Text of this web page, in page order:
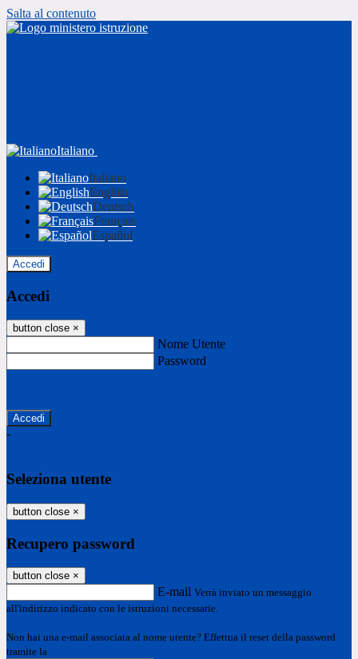
Salta al contenuto
Italiano
Italiano
English
Deutsch
Français
Español
Accedi
Accedi
button close ×
Nome Utente
Password
-
Seleziona utente
button close ×
Recupero password
button close ×
E-mail Verrà inviato un messaggio
all'indirizzo indicato con le istruzioni necessarie.
Non hai una e-mail associata al nome utente? Effettua il reset della password
tramite la